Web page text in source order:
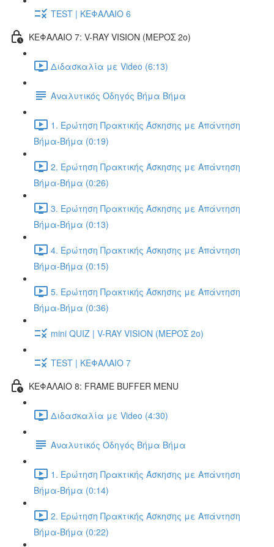
TEST | ΚΕΦΑΛΑΙΟ 6
ΚΕΦΑΛΑΙΟ 7: V-RAY VISION (ΜΕΡΟΣ 2ο)
Διδασκαλία με Video (6:13)
Αναλυτικός Οδηγός Βήμα Βήμα
1. Ερώτηση Πρακτικής Άσκησης με Απάντηση
Βήμα-Βήμα (0:19)
2. Ερώτηση Πρακτικής Άσκησης με Απάντηση
Βήμα-Βήμα (0:26)
3. Ερώτηση Πρακτικής Άσκησης με Απάντηση
Βήμα-Βήμα (0:13)
4. Ερώτηση Πρακτικής Άσκησης με Απάντηση
Βήμα-Βήμα (0:15)
5. Ερώτηση Πρακτικής Άσκησης με Απάντηση
Βήμα-Βήμα (0:36)
mini QUIZ | V-RAY VISION (ΜΕΡΟΣ 2ο)
TEST | ΚΕΦΑΛΑΙΟ 7
ΚΕΦΑΛΑΙΟ 8: FRAME BUFFER MENU
Διδασκαλία με Video (4:30)
Αναλυτικός Οδηγός Βήμα Βήμα
1. Ερώτηση Πρακτικής Άσκησης με Απάντηση
Βήμα-Βήμα (0:14)
2. Ερώτηση Πρακτικής Άσκησης με Απάντηση
Βήμα-Βήμα (0:22)